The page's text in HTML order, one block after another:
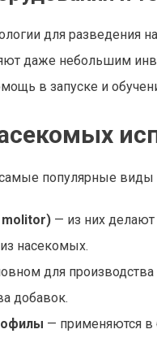
для разведения
даже небольшим
в запуске и
самые популярные
— из них
насекомых.
для
добавок.
— применяются в